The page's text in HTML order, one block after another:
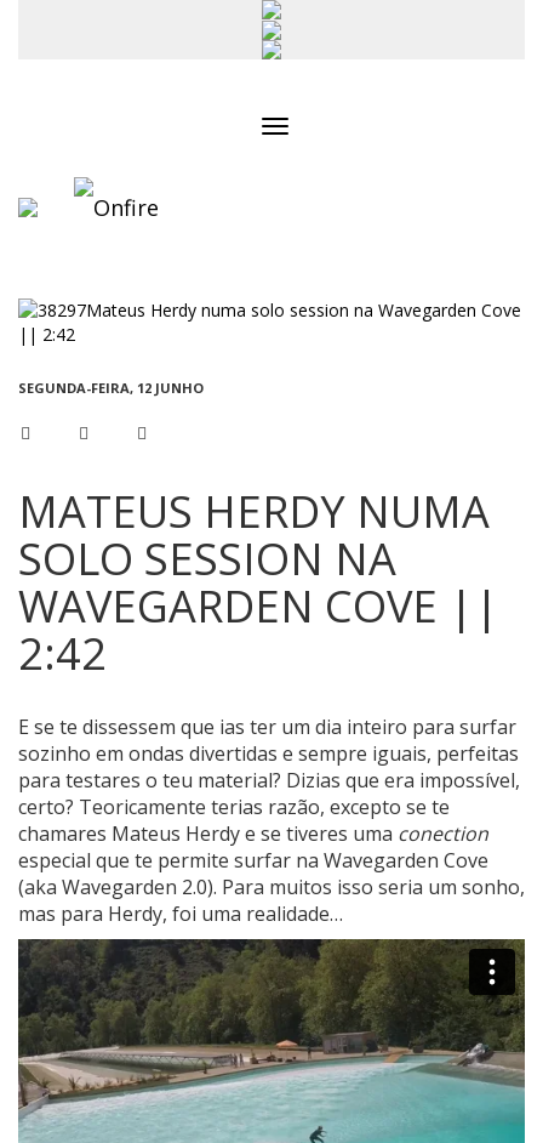
SEGUNDA-FEIRA, 12 JUNHO
MATEUS HERDY NUMA
SOLO SESSION NA
WAVEGARDEN COVE ||
2:42
E se te dissessem que ias ter um dia inteiro para surfar
sozinho em ondas divertidas e sempre iguais, perfeitas
para testares o teu material? Dizias que era impossível,
certo? Teoricamente terias razão, excepto se te
chamares Mateus Herdy e se tiveres uma conection
especial que te permite surfar na Wavegarden Cove
(aka Wavegarden 2.0). Para muitos isso seria um sonho,
mas para Herdy, foi uma realidade…